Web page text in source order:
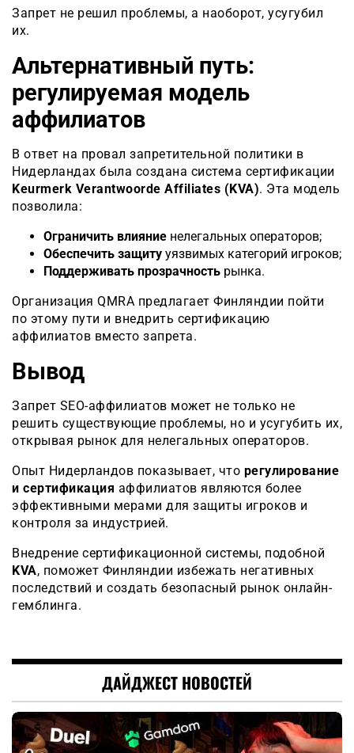
Запрет не решил проблемы, а наоборот, усугубил
их.
Альтернативный путь:
регулируемая модель
аффилиатов
В ответ на провал запретительной политики в
Нидерландах была создана система сертификации
Keurmerk Verantwoorde Affiliates (KVA). Эта модель
позволила:
Ограничить влияние нелегальных операторов;
Обеспечить защиту уязвимых категорий игроков;
Поддерживать прозрачность рынка.
Организация QMRA предлагает Финляндии пойти
по этому пути и внедрить сертификацию
аффилиатов вместо запрета.
Вывод
Запрет SEO-аффилиатов может не только не
решить существующие проблемы, но и усугубить их,
открывая рынок для нелегальных операторов.
Опыт Нидерландов показывает, что регулирование
и сертификация аффилиатов являются более
эффективными мерами для защиты игроков и
контроля за индустрией.
Внедрение сертификационной системы, подобной
KVA, поможет Финляндии избежать негативных
последствий и создать безопасный рынок онлайн-
гемблинга.
ДАЙДЖЕСТ НОВОСТЕЙ